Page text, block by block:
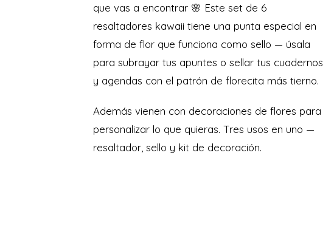
que vas a encontrar 🌸 Este set de 6
resaltadores kawaii tiene una punta especial en
forma de flor que funciona como sello — úsala
para subrayar tus apuntes o sellar tus cuadernos
y agendas con el patrón de florecita más tierno.
Además vienen con decoraciones de flores para
personalizar lo que quieras. Tres usos en uno —
resaltador, sello y kit de decoración.